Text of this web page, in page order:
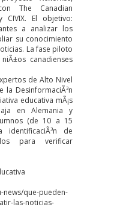
The Canadian
CIVIX. El objetivo:
a analizar los
su conocimiento
La fase piloto
canadienses
de Alto Nivel
la DesinformaciÃ³n
educativa mÃ¡s
en Alemania y
(de 10 a 15
identificaciÃ³n de
para verificar
que-pueden-
las-noticias-